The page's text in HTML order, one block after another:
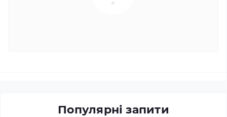
Популярні запити